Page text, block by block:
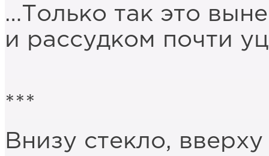
…Только так это
и рассудком почти
***
Внизу стекло,